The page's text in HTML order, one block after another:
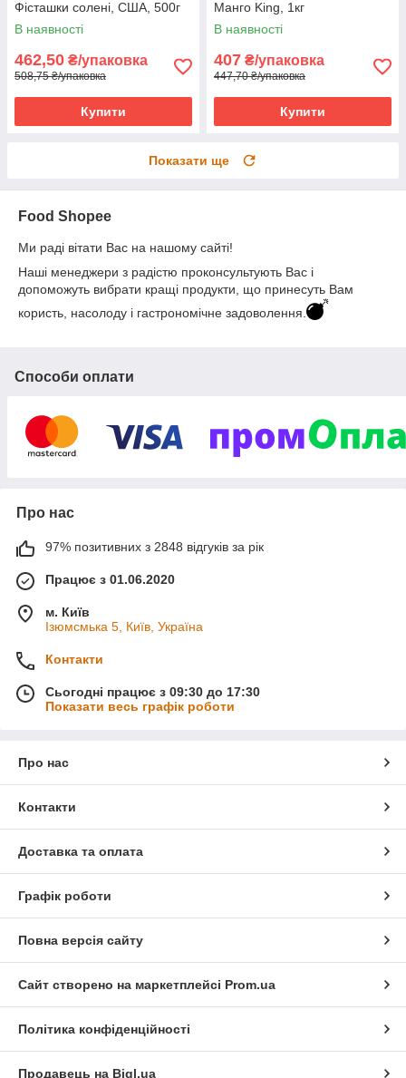
Фісташки солені, США, 500г
В наявності
462,50 ₴/упаковка
508,75 ₴/упаковка
Купити
Манго King, 1кг
В наявності
407 ₴/упаковка
447,70 ₴/упаковка
Купити
Показати ще
Food Shopee
Ми раді вітати Вас на нашому сайті!
Наші менеджери з радістю проконсультують Вас і
допоможуть вибрати кращі продукти, що принесуть Вам
користь, насолоду і гастрономічне задоволення.
Способи оплати
Про нас
97% позитивних з 2848 відгуків за рік
Працює з 01.06.2020
м. Київ
Ізюмсмька 5, Київ, Україна
Контакти
Сьогодні працює з 09:30 до 17:30
Показати весь графік роботи
Про нас
Контакти
Доставка та оплата
Графік роботи
Повна версія сайту
Сайт створено на маркетплейсі Prom.ua
Політика конфіденційності
Продавець на Bigl.ua